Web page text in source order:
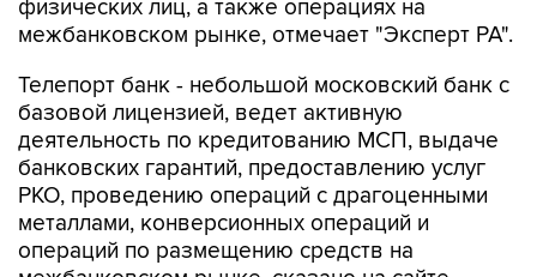
Телепорт банк - небольшой московский банк с
деятельность по кредитованию МСП, выдаче
банковских гарантий, предоставлению услуг
РКО, проведению операций с драгоценными
металлами, конверсионных операций и
операций по размещению средств на
межбанковском рынке, сказано на сайте
"АКРА".